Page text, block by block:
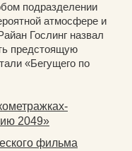
подразделении
атмосфере и
Гослинг назвал
предстоящую
«Бегущего по
2049»
фильма